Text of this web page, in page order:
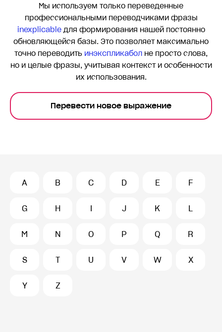
Мы используем только переведенные
профессиональными переводчиками фразы
inexplicableдля формирования нашей постоянно
обновляющейся базы. Это позволяет максимально
точно переводить инэкспликабол не просто слова,
но и целые фразы, учитывая контекст и особенности
их использования.
Перевести новое выражение
A B C D E F
G H I J K L
M N O P Q R
S T U V W X
Y Z